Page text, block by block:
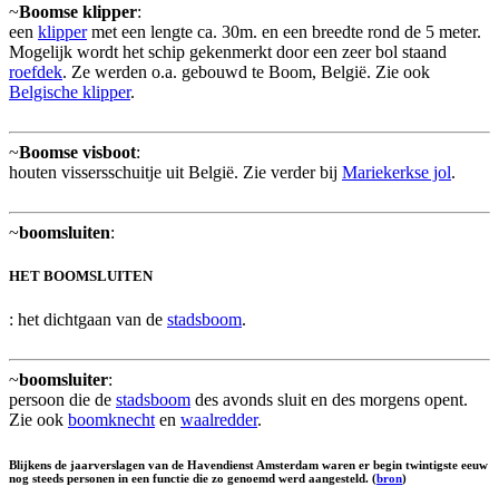
~Boomse klipper:
een klippermet een lengte ca. 30m. en een breedte rond de 5 meter.
Mogelijk wordt het schip gekenmerkt door een zeer bol staand
roefdek. Ze werden o.a. gebouwd te Boom, België. Zie ook
Belgische klipper.
~Boomse visboot:
houten vissersschuitje uit België. Zie verder bij Mariekerkse jol.
~boomsluiten:
HET BOOMSLUITEN
: het dichtgaan van de stadsboom.
~boomsluiter:
persoon die de stadsboom des avonds sluit en des morgens opent.
Zie ook boomknecht en waalredder.
Blijkens de jaarverslagen van de Havendienst Amsterdam waren er begin twintigste eeuw
nog steeds personen in een functie die zo genoemd werd aangesteld. (bron)